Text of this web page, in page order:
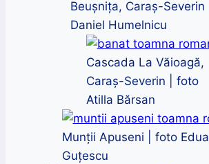
Beușnița, Caraş-
Daniel Humelnicu
Cascada La Văioagă,
Caraș-Severin | foto
Atilla Bărsan
Munții Apuseni | foto
Guțescu